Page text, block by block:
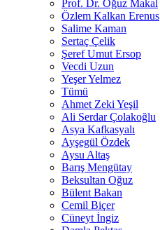
Prof. Dr. Oğuz Makal
Özlem Kalkan Erenus
Salime Kaman
Sertaç Çelik
Şeref Umut Ersop
Vecdi Uzun
Yeşer Yelmez
Tümü
Ahmet Zeki Yeşil
Ali Serdar Çolakoğlu
Asya Kafkasyalı
Ayşegül Özdek
Aysu Altaş
Barış Mengütay
Beksultan Oğuz
Bülent Bakan
Cemil Biçer
Cüneyt İngiz